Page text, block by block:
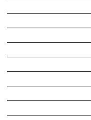
———————————-
———————————-
———————————-
———————————-